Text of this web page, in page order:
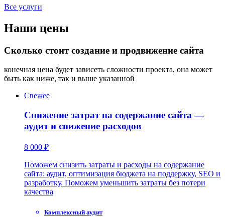
Все услуги
Наши цены
Сколько стоит создание и продвижение сайта
конечная цена будет зависеть сложности проекта, она может
быть как ниже, так и выше указанной
Свежее
Снижение затрат на содержание сайта —
аудит и снижение расходов
8 000 ₽
Поможем снизить затраты и расходы на содержание
сайта: аудит, оптимизация бюджета на поддержку, SEO и
разработку. Поможем уменьшить затраты без потери
качества
Комплексный аудит